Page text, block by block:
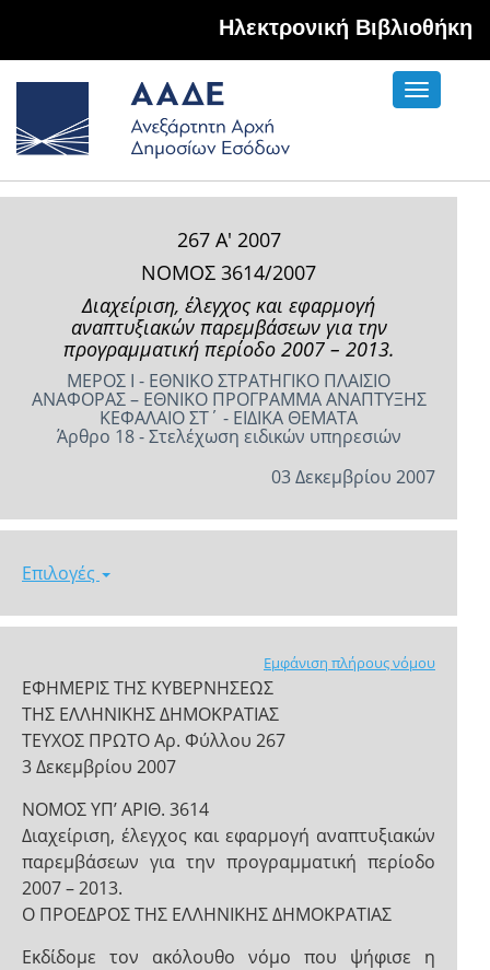
Hλεκτρονική Βιβλιοθήκη
Toggle
267 Α' 2007
ΝΟΜΟΣ 3614/2007
Διαχείριση, έλεγχος και εφαρμογή
αναπτυξιακών παρεμβάσεων για την
προγραμματική περίοδο 2007 – 2013.
ΜΕΡΟΣ Ι - ΕΘΝΙΚΟ ΣΤΡΑΤΗΓΙΚΟ ΠΛΑΙΣΙΟ
ΑΝΑΦΟΡΑΣ – ΕΘΝΙΚΟ ΠΡΟΓΡΑΜΜΑ ΑΝΑΠΤΥΞΗΣ
ΚΕΦΑΛΑΙΟ ΣΤ΄ - ΕΙΔΙΚΑ ΘΕΜΑΤΑ
Άρθρο 18 - Στελέχωση ειδικών υπηρεσιών
03 Δεκεμβρίου 2007
Επιλογές
Εμφάνιση πλήρους νόμου
ΕΦΗΜΕΡΙΣ ΤΗΣ ΚΥΒΕΡΝΗΣΕΩΣ
ΤΗΣ ΕΛΛΗΝΙΚΗΣ ΔΗΜΟΚΡΑΤΙΑΣ
ΤΕΥΧΟΣ ΠΡΩΤΟ Αρ. Φύλλου 267
3 Δεκεμβρίου 2007
ΝΟΜΟΣ ΥΠ’ ΑΡΙΘ. 3614
Διαχείριση, έλεγχος και εφαρμογή αναπτυξιακών
παρεμβάσεων για την προγραμματική περίοδο
2007 – 2013.
Ο ΠΡΟΕΔΡΟΣ ΤΗΣ ΕΛΛΗΝΙΚΗΣ ΔΗΜΟΚΡΑΤΙΑΣ
Εκδίδομε τον ακόλουθο νόμο που ψήφισε η